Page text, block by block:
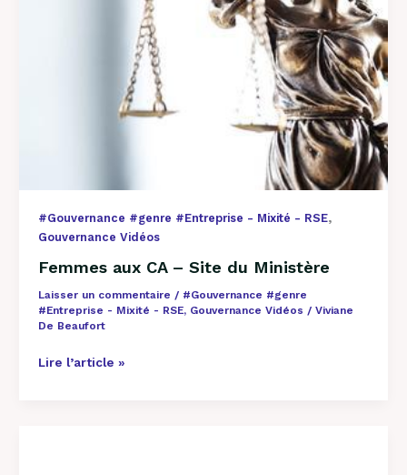
#Gouvernance #genre #Entreprise - Mixité - RSE,
Gouvernance Vidéos
Femmes aux CA – Site du Ministère
Laisser un commentaire / #Gouvernance #genre
#Entreprise - Mixité - RSE, Gouvernance Vidéos / Viviane
De Beaufort
Lire l’article »